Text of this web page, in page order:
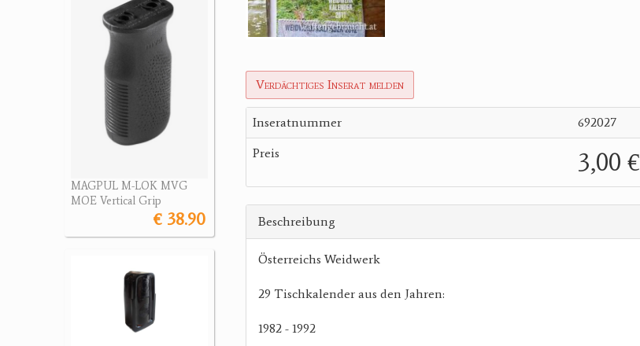
MAGPUL M-LOK MVG
MOE Vertical Grip
€ 38.90
Verdächtiges Inserat melden
Inseratnummer 692027
Preis 3,00 €
Beschreibung
Österreichs Weidwerk
29 Tischkalender aus den Jahren:
1982 - 1992